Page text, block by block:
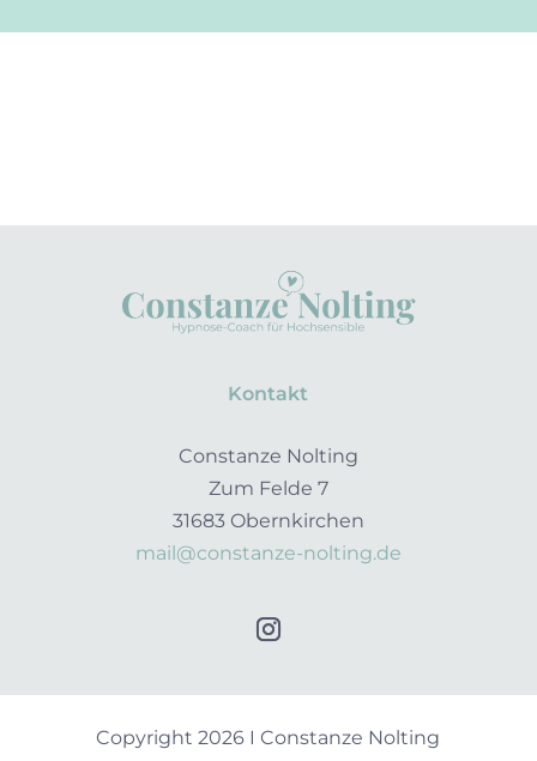
Kontakt
Constanze Nolting
Zum Felde 7
31683 Obernkirchen
mail@constanze-nolting.de
Copyright 2026 I Constanze Nolting